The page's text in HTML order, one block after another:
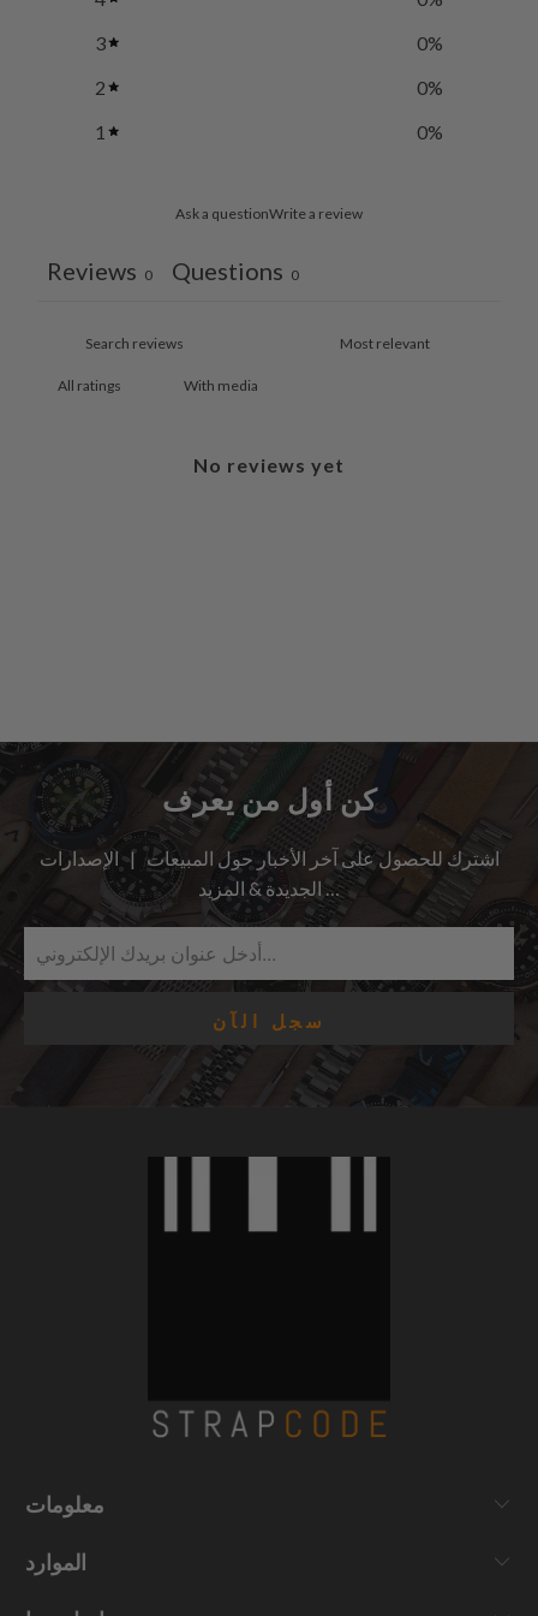
3
0%
2
0%
1
0%
Ask a questionWrite a review
Reviews 0 Questions 0
With media
No reviews yet
كن أول من يعرف
اشترك للحصول على آخر الأخبار حول المبيعات | الإصدارات
الجديدة & المزيد …
معلومات
الموارد